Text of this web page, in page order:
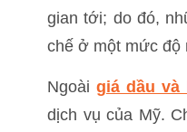
gian tới; do đó,
chế ở một mức độ
Ngoài giá dầu và
dịch vụ của Mỹ.